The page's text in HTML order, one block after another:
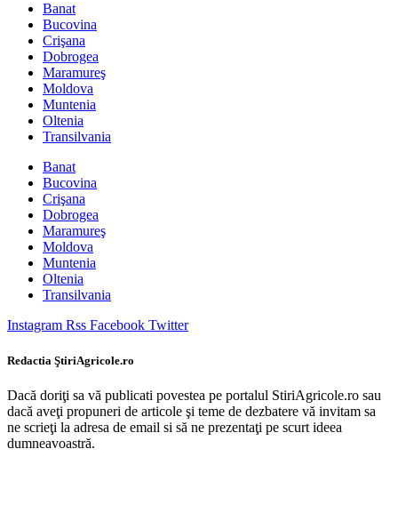
Banat
Bucovina
Crişana
Dobrogea
Maramureş
Moldova
Muntenia
Oltenia
Transilvania
Banat
Bucovina
Crişana
Dobrogea
Maramureş
Moldova
Muntenia
Oltenia
Transilvania
Instagram Rss Facebook Twitter
Redactia ŞtiriAgricole.ro
Dacă doriţi sa vă publicati povestea pe portalul StiriAgricole.ro sau
dacă aveţi propuneri de articole şi teme de dezbatere vă invitam sa
ne scrieţi la adresa de email si să ne prezentaţi pe scurt ideea
dumneavoastră.